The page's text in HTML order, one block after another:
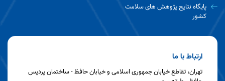
پایگاه نتایج پژوهش های سلامت
کشور
ارتباط با ما
تهران، تقاطع خیابان جمهوری اسلامی و خیابان حافظ - ساختمان پردیس